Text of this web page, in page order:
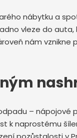
nábytku a
vleze do
nám
–
k naprostému